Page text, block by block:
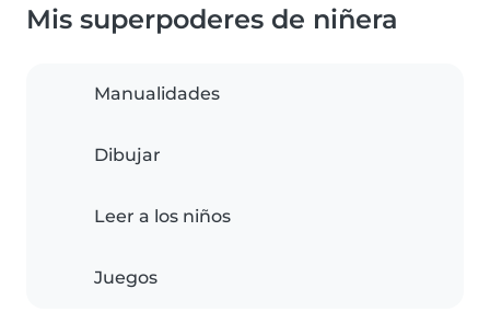
Mis superpoderes de niñera
Manualidades
Dibujar
Leer a los niños
Juegos